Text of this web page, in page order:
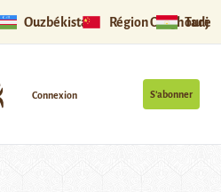
Ouzbékistan Région Ouïghoure
S’abonner
Connexion